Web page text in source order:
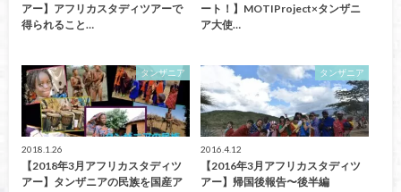
アー】アフリカスタディツアーで
得られること…
ート！】MOTIProject×タンザニ
ア大使…
タンザニア
2018.1.26
【2018年3月アフリカスタディツ
アー】タンザニアの民族を国産ア
タンザニア
2016.4.12
【2016年3月アフリカスタディツ
アー】帰国後報告〜後半編